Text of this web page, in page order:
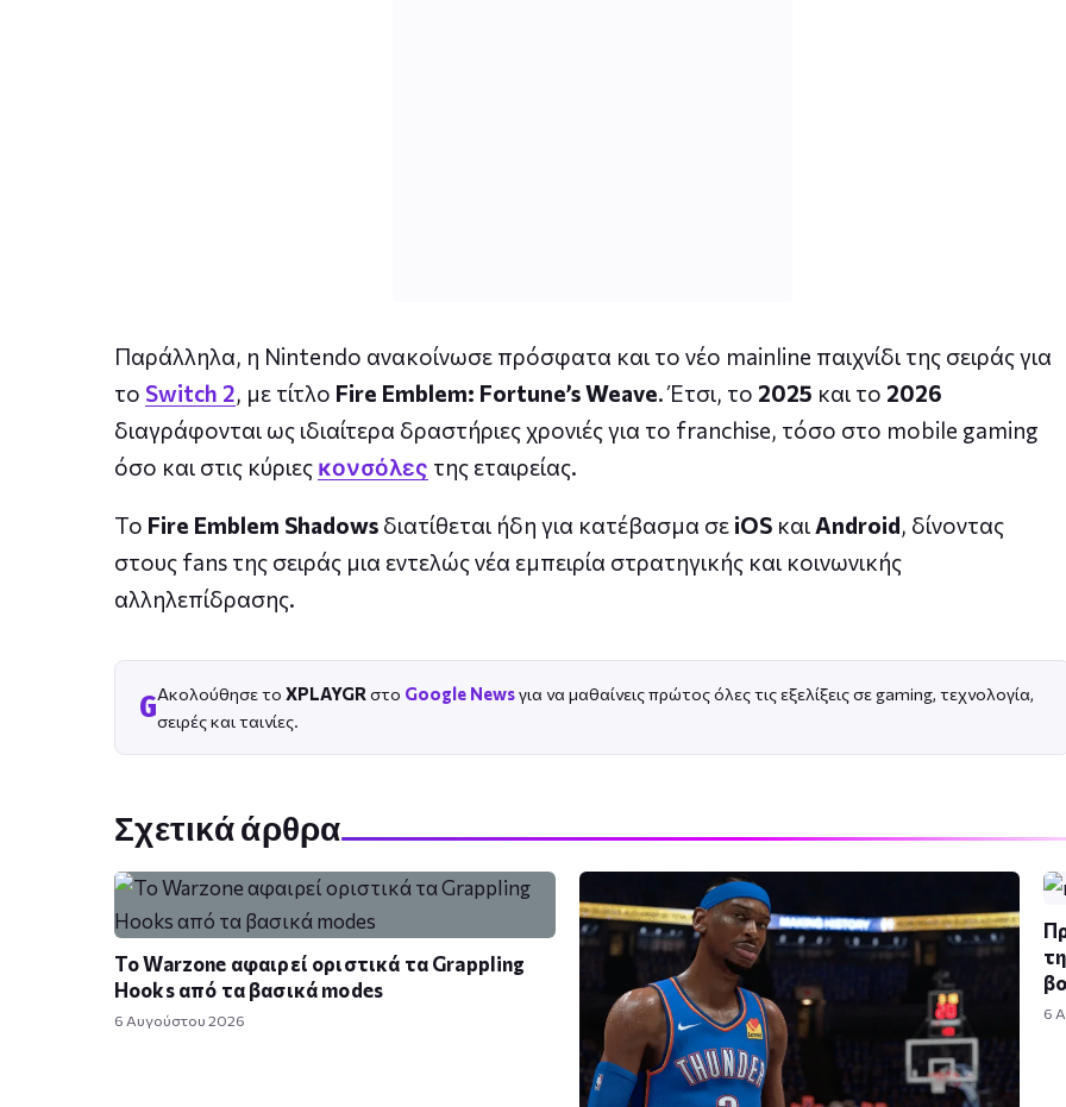
Παράλληλα, η Nintendo ανακοίνωσε πρόσφατα και το νέο mainline παιχνίδι της σειράς για
το Switch 2, με τίτλο Fire Emblem: Fortune’s Weave. Έτσι, το 2025 και το 2026
διαγράφονται ως ιδιαίτερα δραστήριες χρονιές για το franchise, τόσο στο mobile gaming
όσο και στις κύριες κονσόλες της εταιρείας.
Το Fire Emblem Shadows διατίθεται ήδη για κατέβασμα σε iOS καιAndroid, δίνοντας
στους fans της σειράς μια εντελώς νέα εμπειρία στρατηγικής και κοινωνικής
αλληλεπίδρασης.
GΑκολούθησε το XPLAYGR στο Google Newsγια να μαθαίνεις πρώτος όλες τις εξελίξεις σε gaming, τεχνολογία,
σειρές και ταινίες.
Σχετικά άρθρα
Το Warzone αφαιρεί οριστικά τα Grappling
Hooks από τα βασικά modes
6 Αυγούστου 2026 6